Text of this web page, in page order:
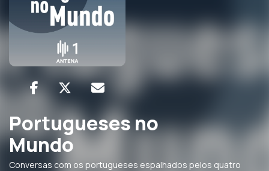
Portugueses no
Mundo
Conversas com os portugueses espalhados pelos quatro